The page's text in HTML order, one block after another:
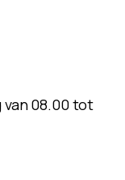
van 08.00 tot